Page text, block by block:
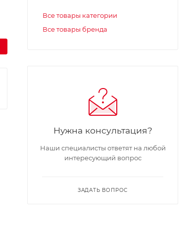
Все товары категории
Все товары бренда
Нужна консультация?
Наши специалисты ответят на любой
интересующий вопрос
ЗАДАТЬ ВОПРОС